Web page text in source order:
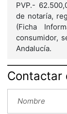
PVP.-
de notaría,
(Ficha
consumidor,
Andalucía.
Contactar